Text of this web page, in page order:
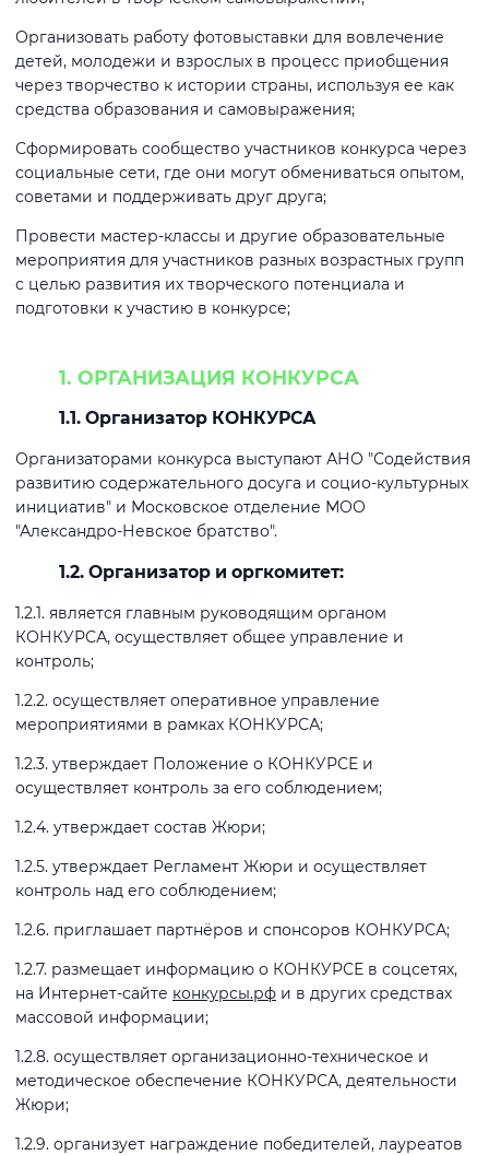
Организовать работу фотовыставки для вовлечение
детей, молодежи и взрослых в процесс приобщения
через творчество к истории страны, используя ее как
средства образования и самовыражения;
Сформировать сообщество участников конкурса через
социальные сети, где они могут обмениваться опытом,
советами и поддерживать друг друга;
Провести мастер-классы и другие образовательные
мероприятия для участников разных возрастных групп
с целью развития их творческого потенциала и
подготовки к участию в конкурсе;
1. ОРГАНИЗАЦИЯ КОНКУРСА
1.1. Организатор КОНКУРСА
Организаторами конкурса выступают АНО "Содействия
развитию содержательного досуга и социо-культурных
инициатив" и Московское отделение МОО
"Александро-Невское братство".
1.2. Организатор и оргкомитет:
1.2.1. является главным руководящим органом
КОНКУРСА, осуществляет общее управление и
контроль;
1.2.2. осуществляет оперативное управление
мероприятиями в рамках КОНКУРСА;
1.2.3. утверждает Положение о КОНКУРСЕ и
осуществляет контроль за его соблюдением;
1.2.4. утверждает состав Жюри;
1.2.5. утверждает Регламент Жюри и осуществляет
контроль над его соблюдением;
1.2.6. приглашает партнёров и спонсоров КОНКУРСА;
1.2.7. размещает информацию о КОНКУРСЕ в соцсетях,
на Интернет-сайте конкурсы.рф и в других средствах
массовой информации;
1.2.8. осуществляет организационно-техническое и
методическое обеспечение КОНКУРСА, деятельности
Жюри;
1.2.9. организует награждение победителей, лауреатов